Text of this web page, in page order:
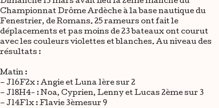
Championnat Drôme Ardèche à la base nautique du
Fenestrier, de Romans. 25 rameurs ont fait le
déplacements et pas moins de 23 bateaux ont courut
avec les couleurs violettes et blanches. Au niveau des
résultats :
Matin :
– J16F2x : Angie et Luna 1ère sur 2
– J18H4- : Noa, Cyprien, Lenny et Lucas 2ème sur 3
– J14F1x : Flavie 3èmesur 9